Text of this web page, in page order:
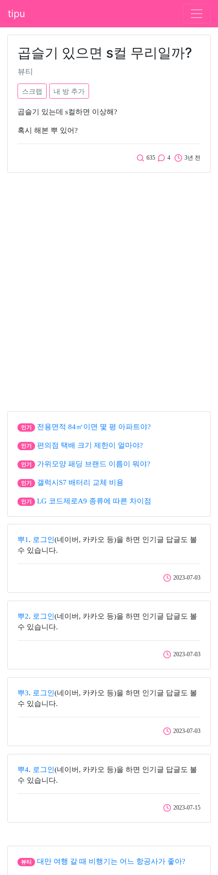
tipu
곱슬기 있으면 s컬 무리일까?
뷰티
스크랩 내 방 추가
곱슬기 있는데 s컬하면 이상해?
혹시 해본 뿌 있어?
635 4 3년 전
인기 전용면적 84㎡이면 몇 평 아파트야?
인기 편의점 택배 크기 제한이 얼마야?
인기 가위모양 패딩 브랜드 이름이 뭐야?
인기 갤럭시S7 배터리 교체 비용
인기 LG 코드제로A9 종류에 따른 차이점
뿌1 . 로그인 (네이버, 카카오 등)을 하면 인기글 답글도 볼
수 있습니다.
2023-07-03
뿌2. 로그인 (네이버, 카카오 등)을 하면 인기글 답글도 볼
수 있습니다.
2023-07-03
뿌3. 로그인 (네이버, 카카오 등)을 하면 인기글 답글도 볼
수 있습니다.
2023-07-03
뿌4. 로그인 (네이버, 카카오 등)을 하면 인기글 답글도 볼
수 있습니다.
2023-07-15
뷰티 대만 여행 갈 때 비행기는 어느 항공사가 좋아?